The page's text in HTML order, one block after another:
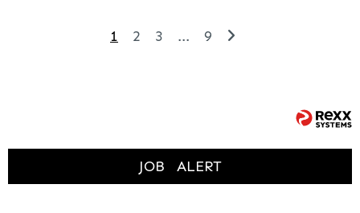
1 2 3 ... 9
JOB ALERT